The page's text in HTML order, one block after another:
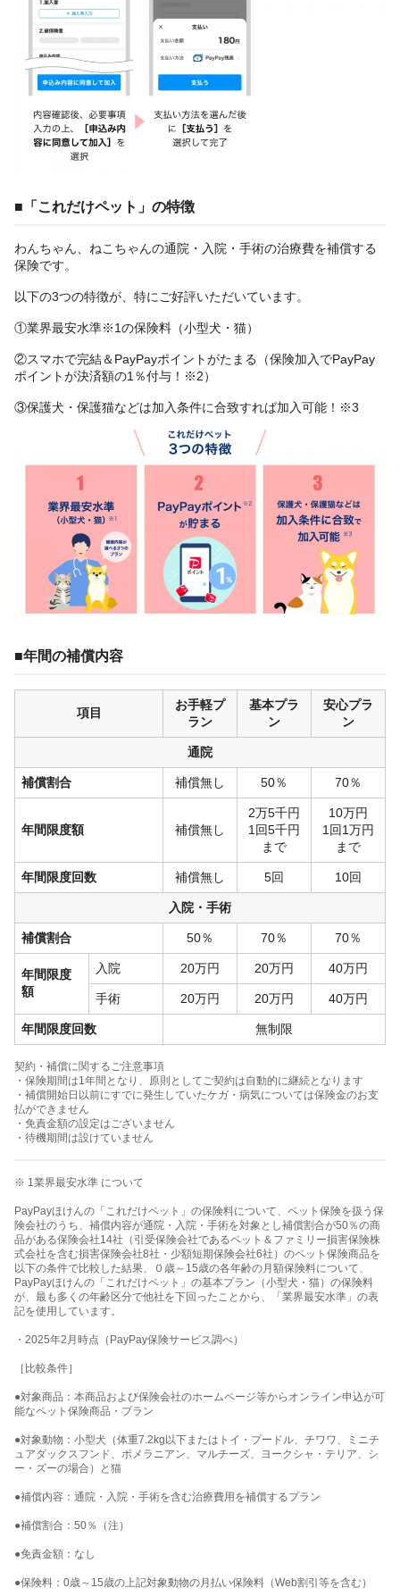
■「これだけペット」の特徴
わんちゃん、ねこちゃんの通院・入院・手術の治療費を補償する
保険です。
以下の3つの特徴が、特にご好評いただいています。
①業界最安水準※1の保険料（小型犬・猫）
②スマホで完結＆PayPayポイントがたまる（保険加入でPayPay
ポイントが決済額の1％付与！※2）
③保護犬・保護猫などは加入条件に合致すれば加入可能！※3
■年間の補償内容
項目
お手軽プ
ラン
基本プラ
ン
安心プラ
ン
通院
補償割合 補償無し 50％ 70％
年間限度額 補償無し
2万5千円
1回5千円
まで
10万円
1回1万円
まで
年間限度回数 補償無し 5回 10回
入院・手術
補償割合 50％ 70％ 70％
年間限度
額
入院 20万円 20万円 40万円
手術 20万円 20万円 40万円
年間限度回数 無制限
契約・補償に関するご注意事項
・保険期間は1年間となり、原則としてご契約は自動的に継続となります
・補償開始日以前にすでに発生していたケガ・病気については保険金のお支
払ができません
・免責金額の設定はございません
・待機期間は設けていません
※ 1業界最安水準 について
PayPayほけんの「これだけペット」の保険料について、ペット保険を扱う保
険会社のうち、補償内容が通院・入院・手術を対象とし補償割合が50％の商
品がある保険会社14社（引受保険会社であるペット＆ファミリー損害保険株
式会社を含む損害保険会社8社・少額短期保険会社6社）のペット保険商品を
以下の条件で比較した結果、０歳～15歳の各年齢の月額保険料について、
PayPayほけんの「これだけペット」の基本プラン（小型犬・猫）の保険料
が、最も多くの年齢区分で他社を下回ったことから、「業界最安水準」の表
記を使用しています。
・2025年2月時点（PayPay保険サービス調べ）
［比較条件］
●対象商品：本商品および保険会社のホームページ等からオンライン申込が可
能なペット保険商品・プラン
●対象動物：小型犬（体重7.2kg以下またはトイ・プードル、チワワ、ミニチ
ュアダックスフンド、ポメラニアン、マルチーズ、ヨークシャ・テリア、シ
ー・ズーの場合）と猫
●補償内容：通院・入院・手術を含む治療費用を補償するプラン
●補償割合：50％（注）
●免責金額：なし
●保険料：0歳～15歳の上記対象動物の月払い保険料（Web割引等を含む）